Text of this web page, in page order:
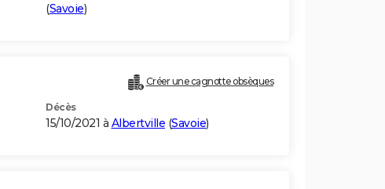
(Savoie)
Créer une cagnotte obsèques
Décès
15/10/2021 à Albertville (Savoie)